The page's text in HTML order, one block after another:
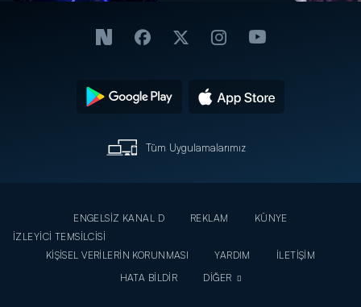
Tüm Uygulamalarımız
ENGELSİZ KANAL D REKLAM
KÜNYE
İZLEYİCİ TEMSİLCİSİ
KİŞİSEL VERİLERİN KORUNMASI
YARDIM
İLETİŞİM
HATA BİLDİR
DİĞER